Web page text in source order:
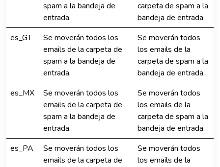
spam a la bandeja de
entrada.
carpeta de spam a la
bandeja de entrada.
es_GT
Se moverán todos los
emails de la carpeta de
spam a la bandeja de
entrada.
Se moverán todos
los emails de la
carpeta de spam a la
bandeja de entrada.
es_MX
Se moverán todos los
emails de la carpeta de
spam a la bandeja de
entrada.
Se moverán todos
los emails de la
carpeta de spam a la
bandeja de entrada.
es_PA
Se moverán todos los
emails de la carpeta de
Se moverán todos
los emails de la